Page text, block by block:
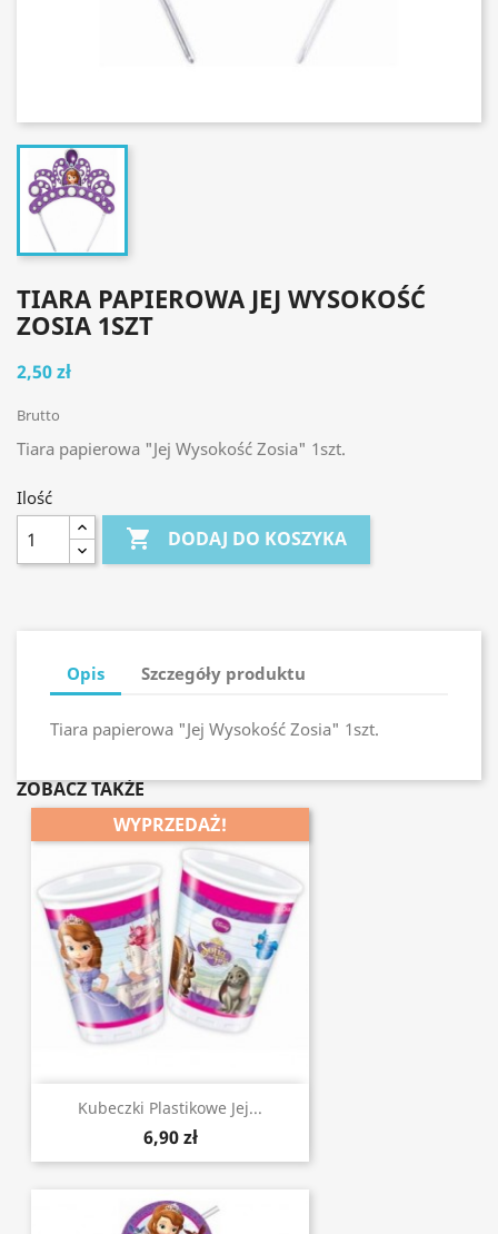
TIARA PAPIEROWA JEJ WYSOKOŚĆ
ZOSIA 1SZT
2,50 zł
Brutto
Tiara papierowa "Jej Wysokość Zosia" 1szt.
Ilość
 DODAJ DO KOSZYKA
Opis Szczegóły produktu
Tiara papierowa "Jej Wysokość Zosia" 1szt.
ZOBACZ TAKŻE
Kubeczki Plastikowe Jej...
6,90 zł
WYPRZEDAŻ!